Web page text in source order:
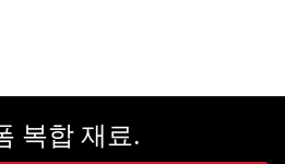
복합 재료.